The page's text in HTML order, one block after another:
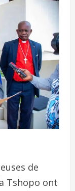
de
Tshopo ont